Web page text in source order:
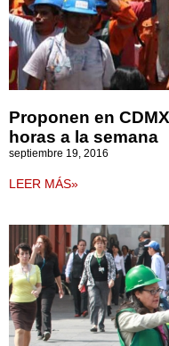
Proponen en
horas a la semana
septiembre 19, 2016
LEER MÁS»